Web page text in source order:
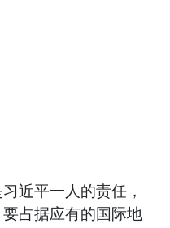
平一人的责任，
占据应有的国际地